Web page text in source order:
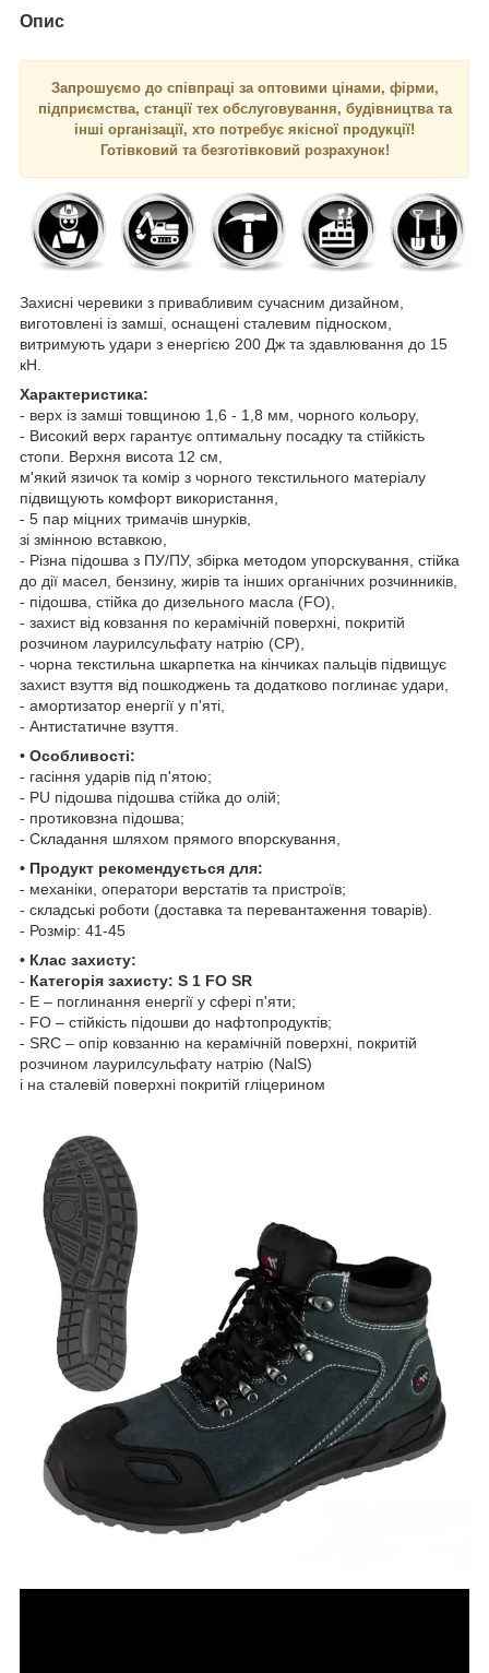
Опис
Запрошуємо до співпраці за оптовими цінами, фірми,
підприємства, станції тех обслуговування, будівництва та
інші організації, хто потребує якісної продукції!
Готівковий та безготівковий розрахунок!
Захисні черевики з привабливим сучасним дизайном,
виготовлені із замші, оснащені сталевим підноском,
витримують удари з енергією 200 Дж та здавлювання до 15
кН.
Характеристика:
- верх із замші товщиною 1,6 - 1,8 мм, чорного кольору,
- Високий верх гарантує оптимальну посадку та стійкість
стопи. Верхня висота 12 см,
м'який язичок та комір з чорного текстильного матеріалу
підвищують комфорт використання,
- 5 пар міцних тримачів шнурків,
зі змінною вставкою,
- Різна підошва з ПУ/ПУ, збірка методом упорскування, стійка
до дії масел, бензину, жирів та інших органічних розчинників,
- підошва, стійка до дизельного масла (FO),
- захист від ковзання по керамічній поверхні, покритій
розчином лаурилсульфату натрію (СР),
- чорна текстильна шкарпетка на кінчиках пальців підвищує
захист взуття від пошкоджень та додатково поглинає удари,
- амортизатор енергії у п'яті,
- Антистатичне взуття.
• Особливості:
- гасіння ударів під п'ятою;
- PU підошва підошва стійка до олій;
- протиковзна підошва;
- Складання шляхом прямого впорскування,
• Продукт рекомендується для:
- механіки, оператори верстатів та пристроїв;
- складські роботи (доставка та перевантаження товарів).
- Розмір: 41-45
• Клас захисту:
- Категорія захисту: S 1 FO SR
- E – поглинання енергії у сфері п'яти;
- FO – стійкість підошви до нафтопродуктів;
- SRC – опір ковзанню на керамічній поверхні, покритій
розчином лаурилсульфату натрію (NalS)
і на сталевій поверхні покритій гліцерином